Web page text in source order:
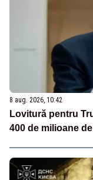
8 aug. 2026, 10:42
Lovitură pentru
400 de milioane